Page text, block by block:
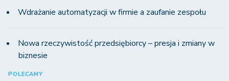
Wdrażanie automatyzacji w firmie a zaufanie zespołu
Nowa rzeczywistość przedsiębiorcy – presja i zmiany w
biznesie
POLECAMY